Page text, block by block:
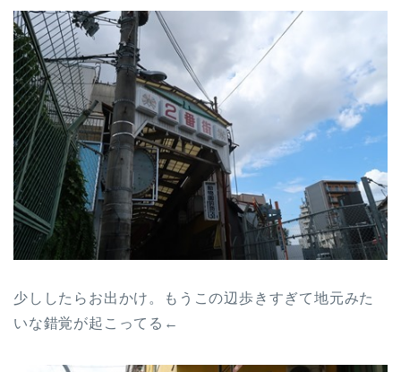
少ししたらお出かけ。もうこの辺歩きすぎて地元みた
いな錯覚が起こってる←